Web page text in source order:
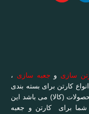
سازی و جعبه سازی ،
کارتن برای بسته بندی
(کالا) می باشد این
شما برای کارتن و جعبه